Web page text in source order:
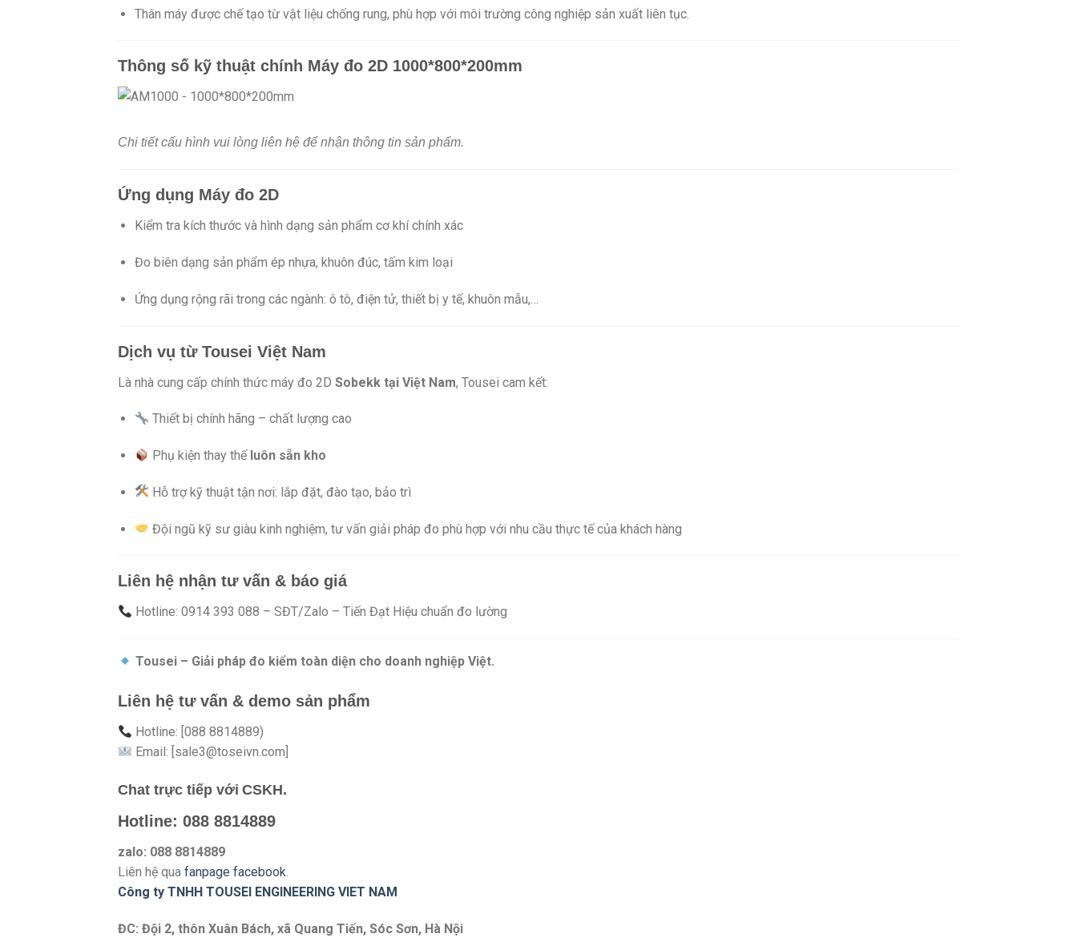
Thân máy được chế tạo từ vật liệu chống rung, phù hợp với môi trường công nghiệp sản xuất liên tục.
Thông số kỹ thuật chính Máy đo 2D 1000*800*200mm
Chi tiết cấu hình vui lòng liên hệ để nhận thông tin sản phẩm.
Ứng dụng Máy đo 2D
Kiểm tra kích thước và hình dạng sản phẩm cơ khí chính xác
Đo biên dạng sản phẩm ép nhựa, khuôn đúc, tấm kim loại
Ứng dụng rộng rãi trong các ngành: ô tô, điện tử, thiết bị y tế, khuôn mẫu,…
Dịch vụ từ Tousei Việt Nam
Là nhà cung cấp chính thức máy đo 2D Sobekk tại Việt Nam, Tousei cam kết:
Thiết bị chính hãng – chất lượng cao
Phụ kiện thay thế luôn sẵn kho
Hỗ trợ kỹ thuật tận nơi: lắp đặt, đào tạo, bảo trì
Đội ngũ kỹ sư giàu kinh nghiệm, tư vấn giải pháp đo phù hợp với nhu cầu thực tế của khách hàng
Liên hệ nhận tư vấn & báo giá
Hotline: 0914 393 088 – SĐT/Zalo – Tiến Đạt Hiệu chuẩn đo lường
Tousei – Giải pháp đo kiểm toàn diện cho doanh nghiệp Việt.
Liên hệ tư vấn & demo sản phẩm
Hotline: [088 8814889)
Email: [sale3@toseivn.com]
Chat trực tiếp với CSKH.
Hotline: 088 8814889
zalo: 088 8814889
Liên hệ qua fanpage facebook.
Công ty TNHH TOUSEI ENGINEERING VIET NAM
ĐC: Đội 2, thôn Xuân Bách, xã Quang Tiến, Sóc Sơn, Hà Nội